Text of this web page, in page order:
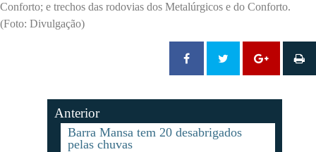
Conforto; e trechos das rodovias dos Metalúrgicos e do Conforto.
(Foto: Divulgação)
Anterior
Barra Mansa tem 20 desabrigados
pelas chuvas